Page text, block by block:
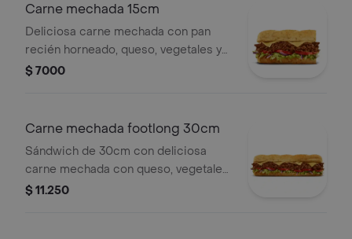
Carne mechada 15cm
Deliciosa carne mechada con pan
recién horneado, queso, vegetales y
salsas frescas a tu elección.
$ 7000
Carne mechada footlong 30cm
Sándwich de 30cm con deliciosa
carne mechada con queso, vegetales,
salsas y aderezos a elección.
$ 11.250